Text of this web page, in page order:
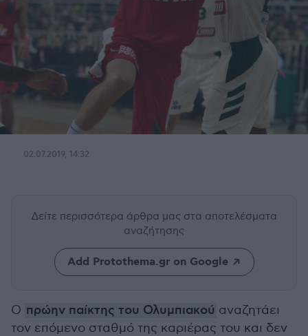
02.07.2019, 14:32
Δείτε περισσότερα άρθρα μας στα αποτελέσματα
αναζήτησης
Add Protothema.gr on Google
Ο πρώην παίκτης του Ολυμπιακού αναζητάει
τον επόμενο σταθμό της καριέρας του και δεν